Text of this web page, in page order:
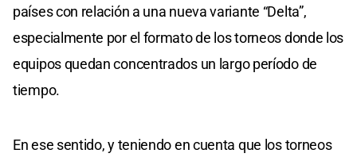
países con relación a una nueva variante “Delta”,
especialmente por el formato de los torneos donde los
equipos quedan concentrados un largo período de
tiempo.
En ese sentido, y teniendo en cuenta que los torneos